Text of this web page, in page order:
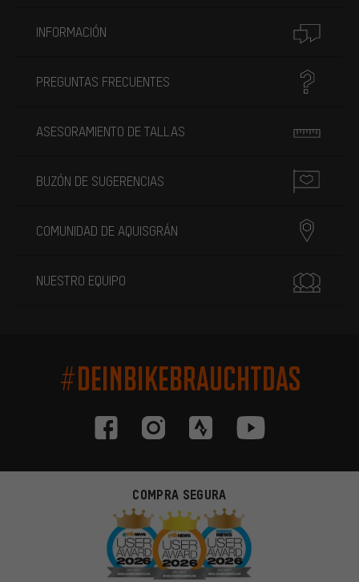
INFORMACIÓN
PREGUNTAS FRECUENTES
ASESORAMIENTO DE TALLAS
BUZÓN DE SUGERENCIAS
COMUNIDAD DE AQUISGRÁN
NUESTRO EQUIPO
#DEINBIKEBRAUCHTDAS
COMPRA SEGURA